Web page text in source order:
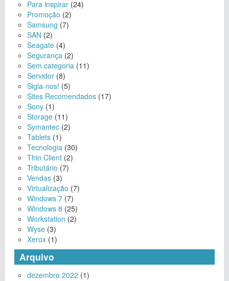
Para inspirar (24)
Promoção (2)
Samsung (7)
SAN (2)
Seagate (4)
Segurança (2)
Sem categoria (11)
Servidor (8)
Sigla-nos! (5)
Sites Recomendados (17)
Sony (1)
Storage (11)
Symantec (2)
Tablets (1)
Tecnologia (30)
Thin Client (2)
Tributário (7)
Vendas (3)
Virtualização (7)
Windows 7 (7)
Windows 8 (25)
Workstation (2)
Wyse (3)
Xerox (1)
Arquivo
dezembro 2022 (1)